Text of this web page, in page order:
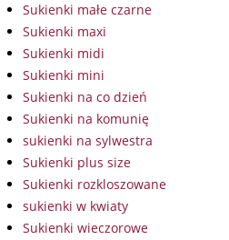
Sukienki małe czarne
Sukienki maxi
Sukienki midi
Sukienki mini
Sukienki na co dzień
Sukienki na komunię
sukienki na sylwestra
Sukienki plus size
Sukienki rozkloszowane
sukienki w kwiaty
Sukienki wieczorowe